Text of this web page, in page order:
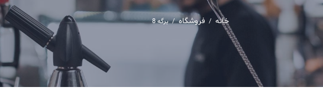
خانه / فروشگاه / برگه 8